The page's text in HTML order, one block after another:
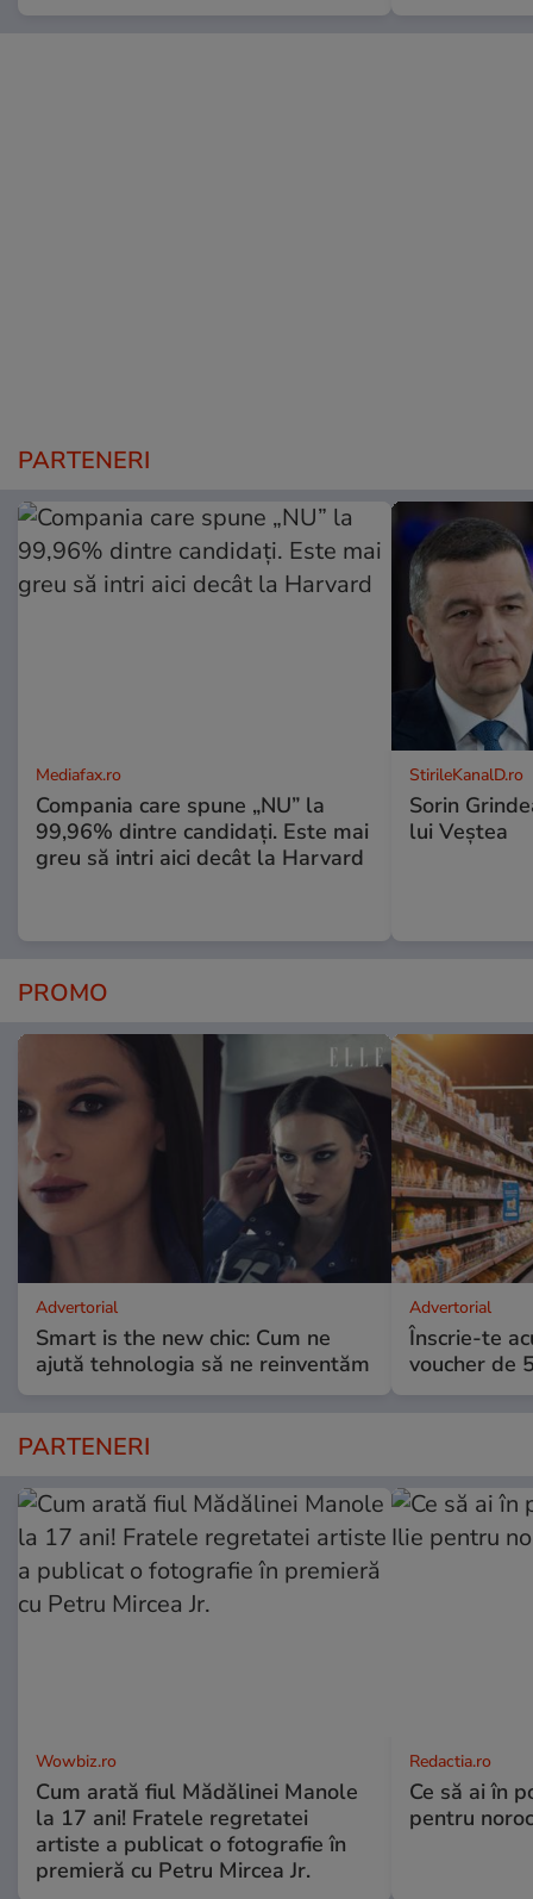
PARTENERI
Mediafax.ro
Compania care spune „NU” la
99,96% dintre candidați. Este mai
greu să intri aici decât la Harvard
StirileKanalD.ro
Sorin
lui Veștea
PROMO
Advertorial
Smart is the new chic: Cum ne
ajută tehnologia să ne reinventăm
Advertorial
Înscrie-te
voucher de
PARTENERI
Wowbiz.ro
Cum arată fiul Mădălinei Manole
la 17 ani! Fratele regretatei
artiste a publicat o fotografie în
premieră cu Petru Mircea Jr.
Redactia.ro
Ce să ai în
pentru